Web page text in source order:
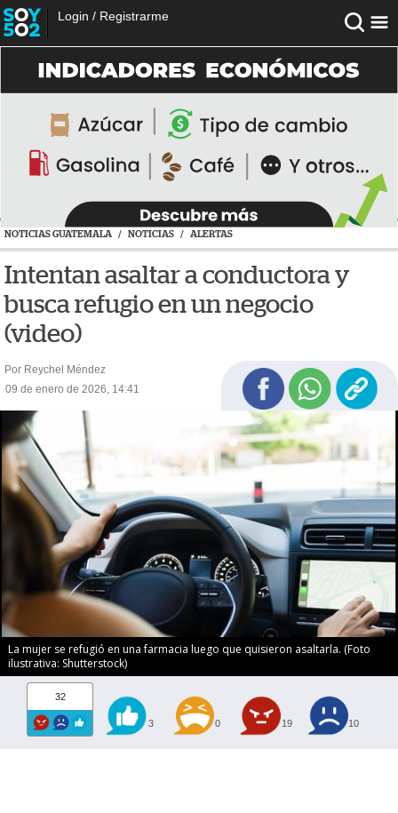
Login / Registrarme
NOTICIAS GUATEMALA / NOTICIAS / ALERTAS
Intentan asaltar a conductora y
busca refugio en un negocio
(video)
Por Reychel Méndez
09 de enero de 2026, 14:41
La mujer se refugió en una farmacia luego que quisieron asaltarla. (Foto
ilustrativa: Shutterstock)
32
3 0 19 10